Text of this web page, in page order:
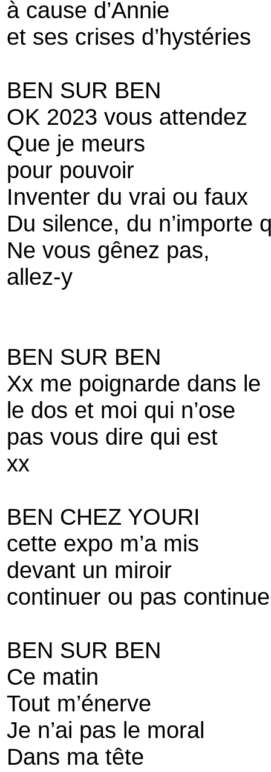
à cause d’Annie
et ses crises d’hystéries
BEN SUR BEN
OK 2023 vous attendez
Que je meurs
pour pouvoir
Inventer du vrai ou faux
Du silence, du n’importe
Ne vous gênez pas,
allez-y
BEN SUR BEN
Xx me poignarde dans le
le dos et moi qui n’ose
pas vous dire qui est
xx
BEN CHEZ YOURI
cette expo m’a mis
devant un miroir
continuer ou pas
BEN SUR BEN
Ce matin
Tout m’énerve
Je n’ai pas le moral
Dans ma tête